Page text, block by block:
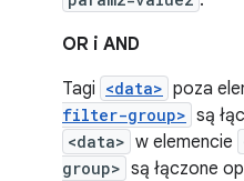
OR i AND
Tagi <data> poza
filter-group> są
<data> w elemencie
group> są łączone